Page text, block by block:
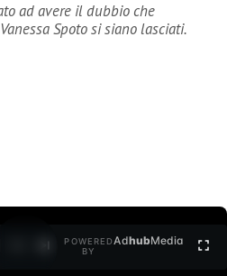
ad avere il dubbio che
Spoto si siano lasciati.
POWERED
BY
AdhubMedia